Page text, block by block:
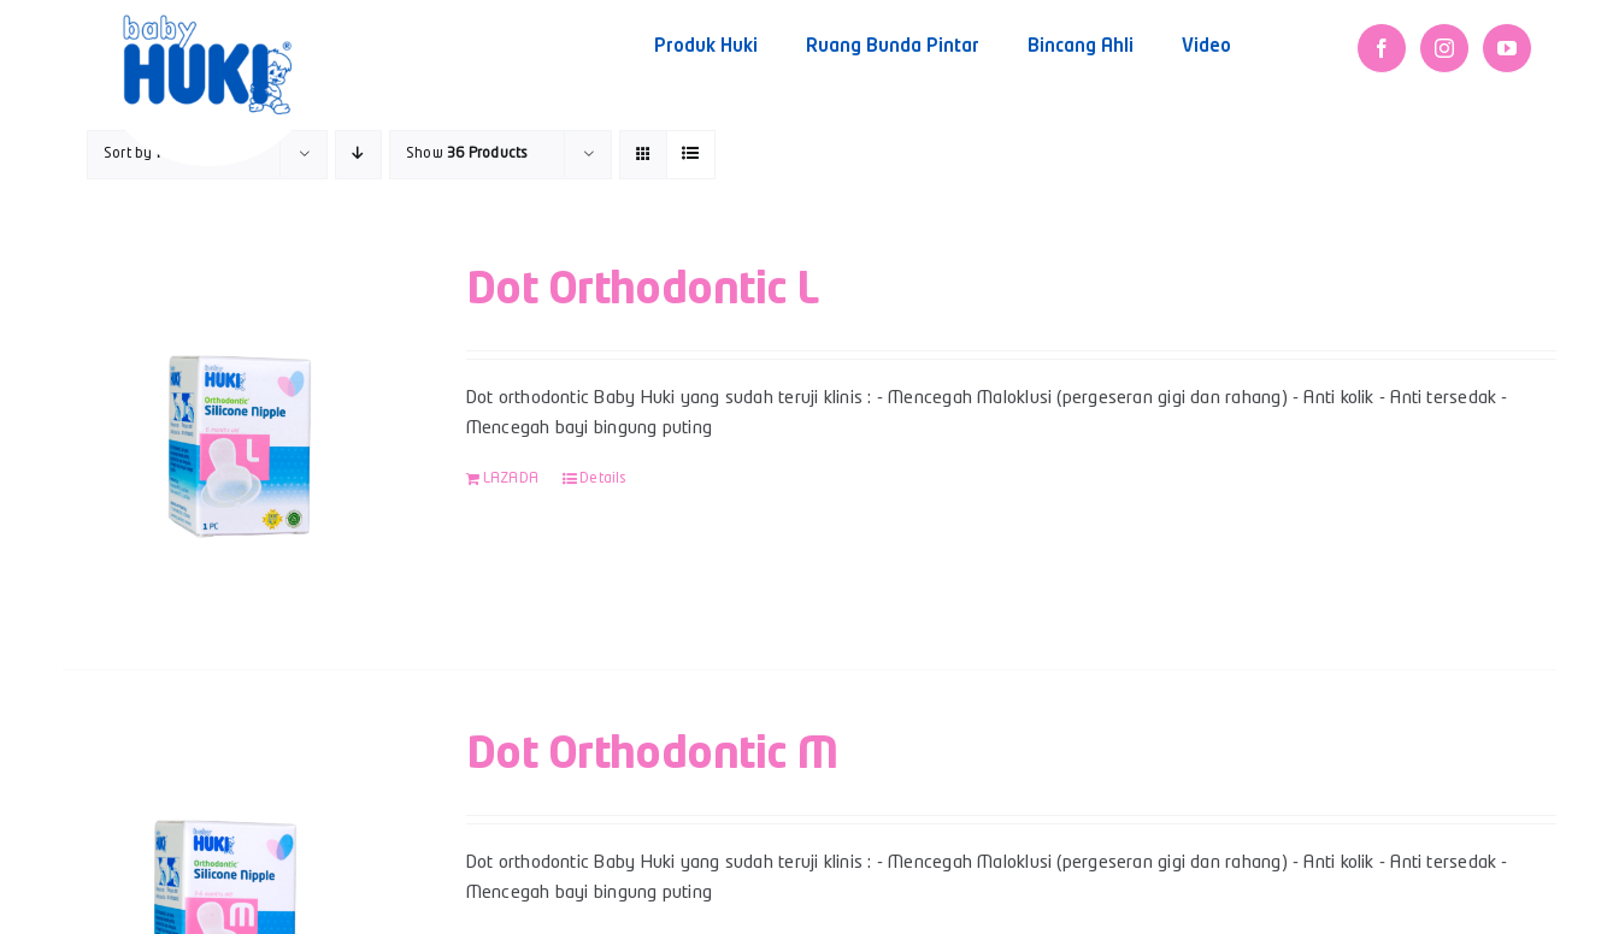
Produk Huki Ruang Bunda Pintar Bincang Ahli Video
Sort by Popularity Show36 Products
Dot Orthodontic L
Dot orthodontic Baby Huki yang sudah teruji klinis : - Mencegah Maloklusi (pergeseran gigi dan rahang) - Anti kolik - Anti tersedak -
Mencegah bayi bingung puting
LAZADA Details
Dot Orthodontic M
Dot orthodontic Baby Huki yang sudah teruji klinis : - Mencegah Maloklusi (pergeseran gigi dan rahang) - Anti kolik - Anti tersedak -
Mencegah bayi bingung puting